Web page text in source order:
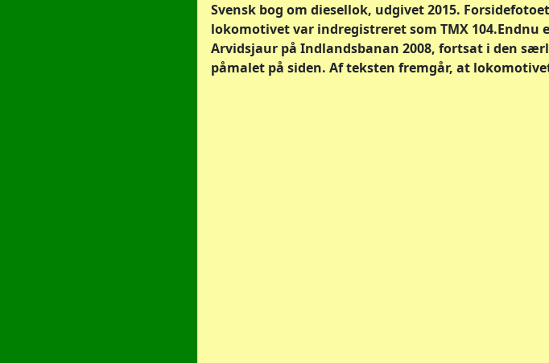
Svensk bog om diesellok, udgivet 2015.
lokomotivet var indregistreret som TMX
Arvidsjaur på Indlandsbanan 2008, fortsat i den
påmalet på siden. Af teksten fremgår, at